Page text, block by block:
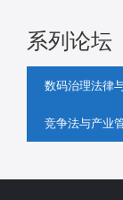
系列论坛
数码治理法律
竞争法与产业